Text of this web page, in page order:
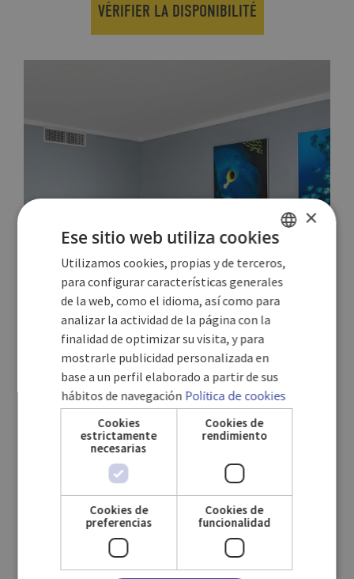
VÉRIFIER LA DISPONIBILITÉ
SUITE JUNIOR
terrasse privée, endroit idéal pour petits déjeuners et
dîners romantiques.
SERVICIOS DE LA HABITACIÓN
SPANISH
GERMAN
×
Ese sitio web utiliza cookies
Utilizamos cookies, propias y de terceros,
para configurar características generales
de la web, como el idioma, así como para
analizar la actividad de la página con la
finalidad de optimizar su visita, y para
mostrarle publicidad personalizada en
base a un perfil elaborado a partir de sus
hábitos de navegación Política de cookies
Cookies
estrictamente
necesarias
Cookies de
rendimiento
Cookies de
preferencias
Cookies de
funcionalidad